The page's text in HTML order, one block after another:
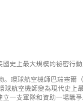
史上最大規模的祕密行動
。環球航空機師巴瑞塞
航空機師變為現代史上
一支軍隊和資助一場戰爭